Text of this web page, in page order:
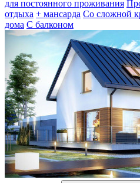
для постоянного проживания
отдыха + мансарда Со сложной
дома С балконом